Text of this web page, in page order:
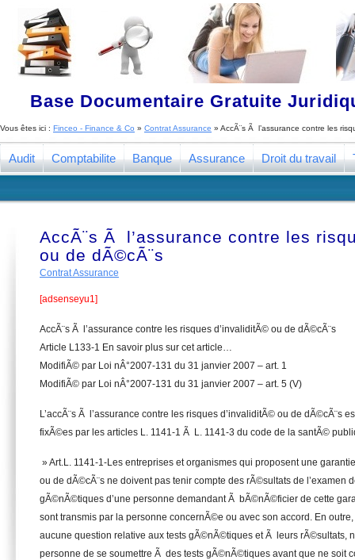
Base Documentaire Gratuite
Vous êtes ici : Finceo - Finance & Co » Contrat Assurance » AccÃ¨s Ã l’assurance contre les
Audit Comptabilite Banque Assurance Droit du travail
AccÃ¨s Ã l’assurance contre les
ou de dÃ©cÃ¨s
Contrat Assurance
[adsenseyu1]
AccÃ¨s Ã l’assurance contre les risques d’invaliditÃ© ou de dÃ©cÃ¨s
Article L133-1 En savoir plus sur cet article…
ModifiÃ© par Loi nÂ°2007-131 du 31 janvier 2007 – art. 1
ModifiÃ© par Loi nÂ°2007-131 du 31 janvier 2007 – art. 5 (V)
L’accÃ¨s Ã l’assurance contre les risques d’invaliditÃ© ou de dÃ©cÃ¨s
fixÃ©es par les articles L. 1141-1 Ã L. 1141-3 du code de la santÃ©
» Art.L. 1141-1-Les entreprises et organismes qui proposent une
ou de dÃ©cÃ¨s ne doivent pas tenir compte des rÃ©sultats de l’examen
gÃ©nÃ©tiques d’une personne demandant Ã bÃ©nÃ©ficier de cette
sont transmis par la personne concernÃ©e ou avec son accord. En
aucune question relative aux tests gÃ©nÃ©tiques et Ã leurs rÃ©sultats,
personne de se soumettre Ã des tests gÃ©nÃ©tiques avant que ne soit